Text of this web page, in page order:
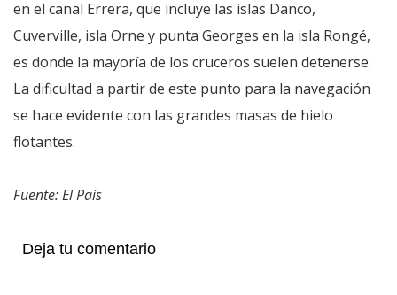
en el canal Errera, que incluye las islas Danco,
Cuverville, isla Orne y punta Georges en la isla Rongé,
es donde la mayoría de los cruceros suelen detenerse.
La dificultad a partir de este punto para la navegación
se hace evidente con las grandes masas de hielo
flotantes.
Fuente: El País
Deja tu comentario